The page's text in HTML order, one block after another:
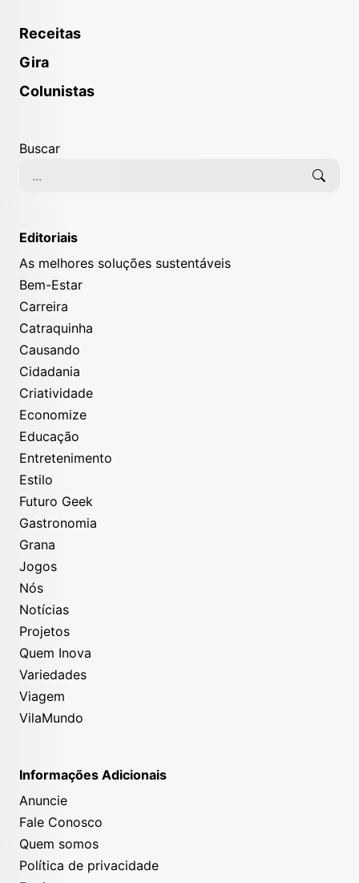
Receitas
Gira
Colunistas
Buscar
Editoriais
As melhores soluções sustentáveis
Bem-Estar
Carreira
Catraquinha
Causando
Cidadania
Criatividade
Economize
Educação
Entretenimento
Estilo
Futuro Geek
Gastronomia
Grana
Jogos
Nós
Notícias
Projetos
Quem Inova
Variedades
Viagem
VilaMundo
Informações Adicionais
Anuncie
Fale Conosco
Quem somos
Política de privacidade